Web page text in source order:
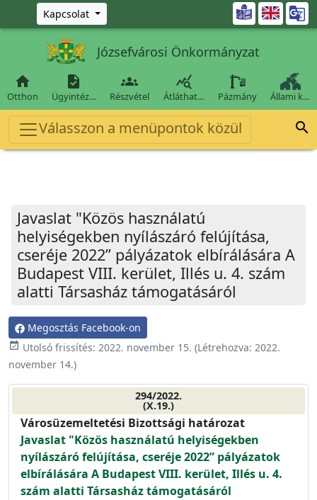
Ugrás a fő tartalomra
Kapcsolat 
Józsefvárosi Önkormányzat

Otthon

Ügyintéz…

Részvétel

Átláthat… Pázmány Állami k…
Válasszon a menüpontok közül 
Javaslat "Közös használatú
helyiségekben nyílászáró felújítása,
cseréje 2022” pályázatok elbírálására A
Budapest VIII. kerület, Illés u. 4. szám
alatti Társasház támogatásáról
Megosztás Facebook-on
event_available Utolsó frissítés: 2022. november 15. (Létrehozva: 2022.
november 14.)
294/2022.
(X.19.)
Városüzemeltetési Bizottsági határozat
Javaslat "Közös használatú helyiségekben
nyílászáró felújítása, cseréje 2022” pályázatok
elbírálására A Budapest VIII. kerület, Illés u. 4.
szám alatti Társasház támogatásáról